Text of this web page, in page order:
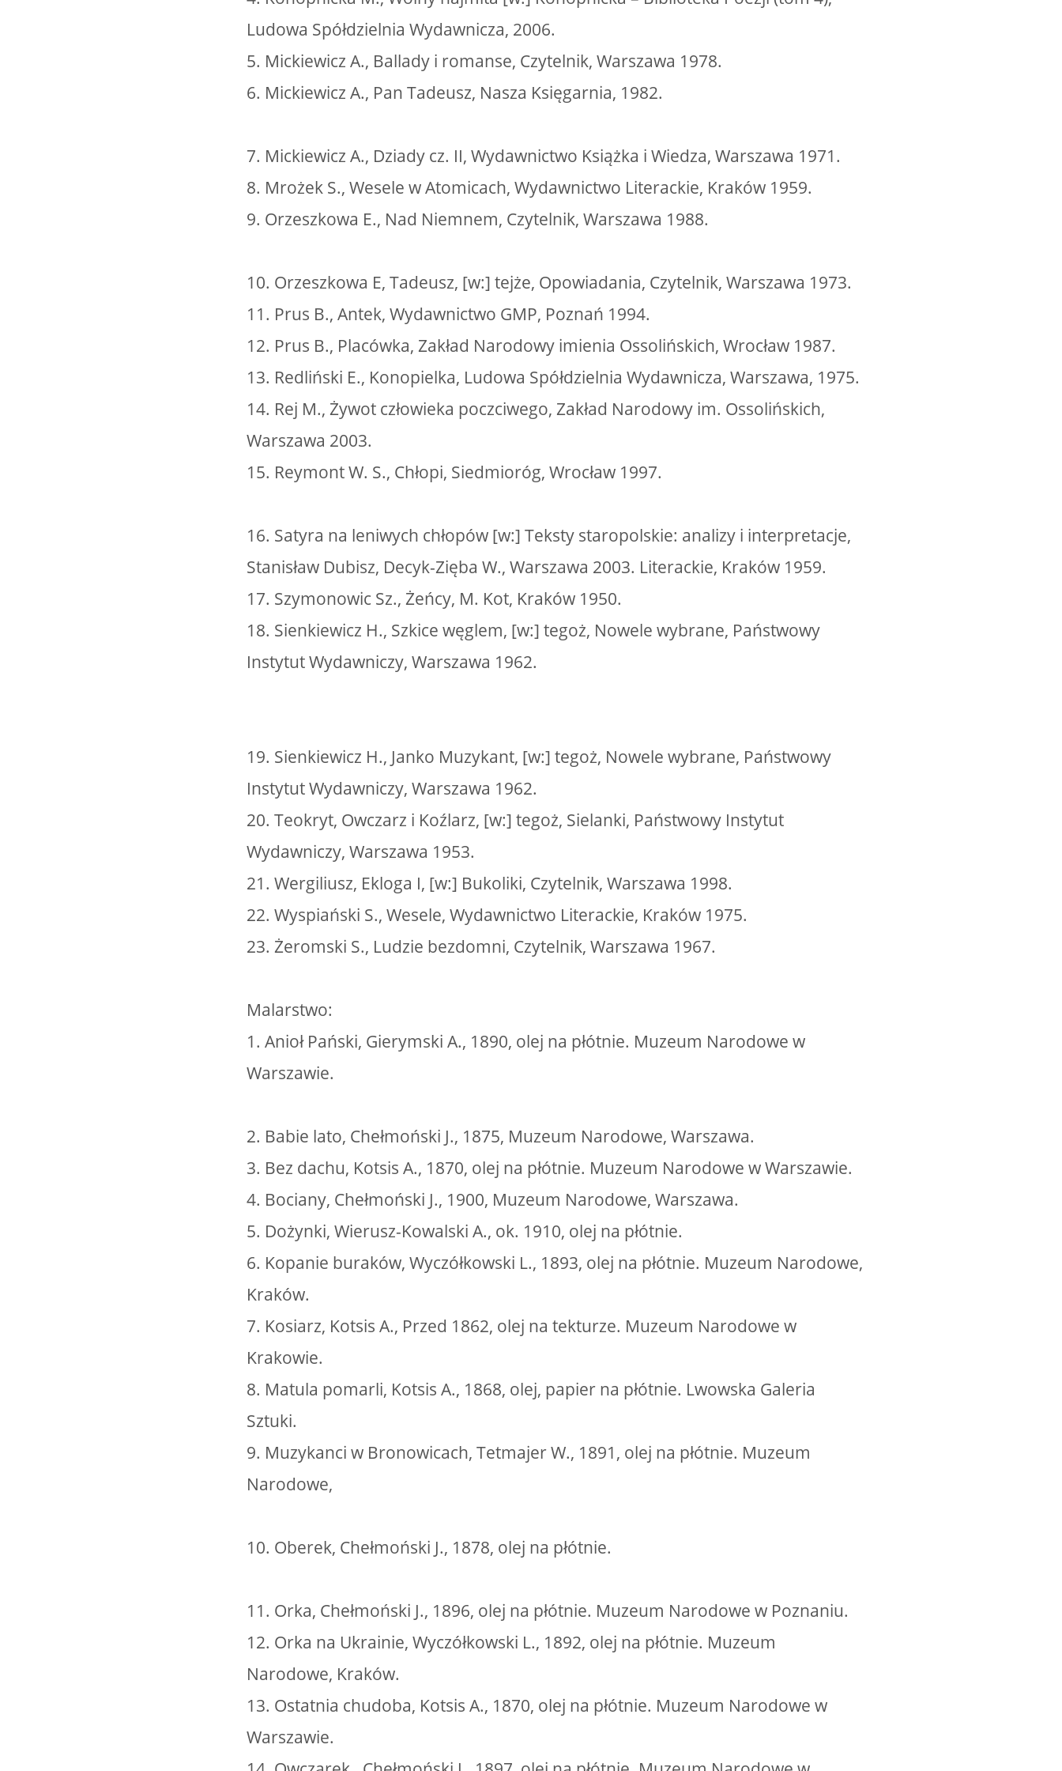
Ludowa Spółdzielnia Wydawnicza, 2006.
5. Mickiewicz A., Ballady i romanse, Czytelnik, Warszawa 1978.
6. Mickiewicz A., Pan Tadeusz, Nasza Księgarnia, 1982.
7. Mickiewicz A., Dziady cz. II, Wydawnictwo Książka i Wiedza, Warszawa 1971.
8. Mrożek S., Wesele w Atomicach, Wydawnictwo Literackie, Kraków 1959.
9. Orzeszkowa E., Nad Niemnem, Czytelnik, Warszawa 1988.
10. Orzeszkowa E, Tadeusz, [w:] tejże, Opowiadania, Czytelnik, Warszawa 1973.
11. Prus B., Antek, Wydawnictwo GMP, Poznań 1994.
12. Prus B., Placówka, Zakład Narodowy imienia Ossolińskich, Wrocław 1987.
13. Redliński E., Konopielka, Ludowa Spółdzielnia Wydawnicza, Warszawa, 1975.
14. Rej M., Żywot człowieka poczciwego, Zakład Narodowy im. Ossolińskich,
Warszawa 2003.
15. Reymont W. S., Chłopi, Siedmioróg, Wrocław 1997.
16. Satyra na leniwych chłopów [w:] Teksty staropolskie: analizy i interpretacje,
Stanisław Dubisz, Decyk-Zięba W., Warszawa 2003. Literackie, Kraków 1959.
17. Szymonowic Sz., Żeńcy, M. Kot, Kraków 1950.
18. Sienkiewicz H., Szkice węglem, [w:] tegoż, Nowele wybrane, Państwowy
Instytut Wydawniczy, Warszawa 1962.
19. Sienkiewicz H., Janko Muzykant, [w:] tegoż, Nowele wybrane, Państwowy
Instytut Wydawniczy, Warszawa 1962.
20. Teokryt, Owczarz i Koźlarz, [w:] tegoż, Sielanki, Państwowy Instytut
Wydawniczy, Warszawa 1953.
21. Wergiliusz, Ekloga I, [w:] Bukoliki, Czytelnik, Warszawa 1998.
22. Wyspiański S., Wesele, Wydawnictwo Literackie, Kraków 1975.
23. Żeromski S., Ludzie bezdomni, Czytelnik, Warszawa 1967.
Malarstwo:
1. Anioł Pański, Gierymski A., 1890, olej na płótnie. Muzeum Narodowe w
Warszawie.
2. Babie lato, Chełmoński J., 1875, Muzeum Narodowe, Warszawa.
3. Bez dachu, Kotsis A., 1870, olej na płótnie. Muzeum Narodowe w Warszawie.
4. Bociany, Chełmoński J., 1900, Muzeum Narodowe, Warszawa.
5. Dożynki, Wierusz-Kowalski A., ok. 1910, olej na płótnie.
6. Kopanie buraków, Wyczółkowski L., 1893, olej na płótnie. Muzeum Narodowe,
Kraków.
7. Kosiarz, Kotsis A., Przed 1862, olej na tekturze. Muzeum Narodowe w
Krakowie.
8. Matula pomarli, Kotsis A., 1868, olej, papier na płótnie. Lwowska Galeria
Sztuki.
9. Muzykanci w Bronowicach, Tetmajer W., 1891, olej na płótnie. Muzeum
Narodowe,
10. Oberek, Chełmoński J., 1878, olej na płótnie.
11. Orka, Chełmoński J., 1896, olej na płótnie. Muzeum Narodowe w Poznaniu.
12. Orka na Ukrainie, Wyczółkowski L., 1892, olej na płótnie. Muzeum
Narodowe, Kraków.
13. Ostatnia chudoba, Kotsis A., 1870, olej na płótnie. Muzeum Narodowe w
Warszawie.